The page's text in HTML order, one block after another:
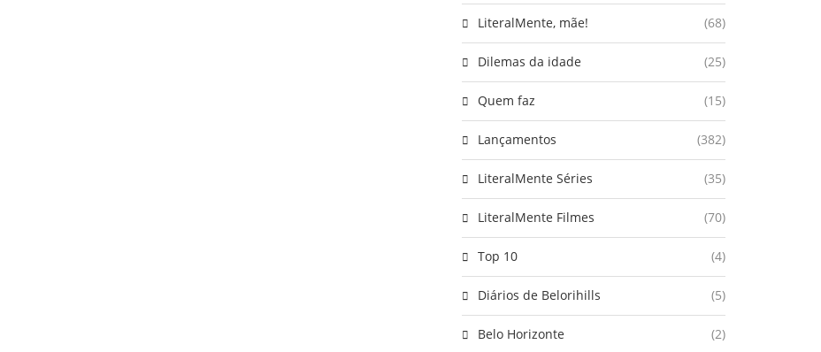
LiteralMente, mãe! (68)
Dilemas da idade (25)
Quem faz (15)
Lançamentos (382)
LiteralMente Séries (35)
LiteralMente Filmes (70)
Top 10 (4)
Diários de Belorihills (5)
Belo Horizonte (2)